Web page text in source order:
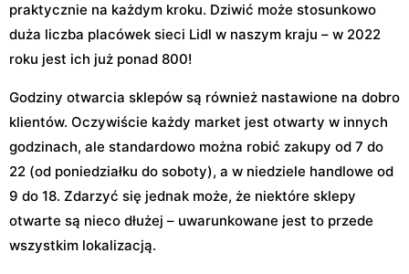
praktycznie na każdym kroku. Dziwić może stosunkowo
duża liczba placówek sieci Lidl w naszym kraju – w 2022
roku jest ich już ponad 800!
Godziny otwarcia sklepów są również nastawione na dobro
klientów. Oczywiście każdy market jest otwarty w innych
godzinach, ale standardowo można robić zakupy od 7 do
22 (od poniedziałku do soboty), a w niedziele handlowe od
9 do 18. Zdarzyć się jednak może, że niektóre sklepy
otwarte są nieco dłużej – uwarunkowane jest to przede
wszystkim lokalizacją.